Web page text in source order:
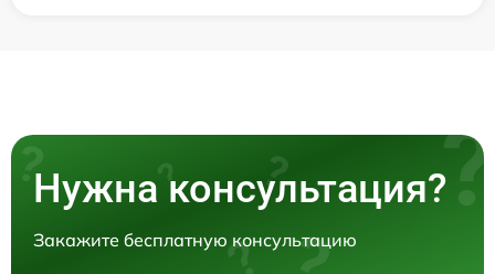
Нужна консультация?
Закажите бесплатную консультацию